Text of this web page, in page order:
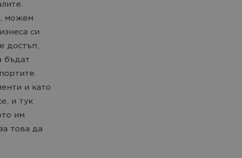
можем
си
достъп,
бъдат
и като
и тук
им
това да